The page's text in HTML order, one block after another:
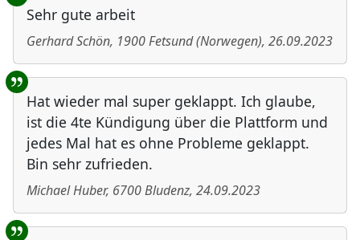
Sehr gute arbeit
Gerhard Schön, 1900Fetsund(Norwegen), 26.09.2023
Hat wieder mal super geklappt. Ich glaube,
ist die 4te Kündigung über die Plattform und
jedes Mal hat es ohne Probleme geklappt.
Bin sehr zufrieden.
Michael Huber, 6700Bludenz, 24.09.2023